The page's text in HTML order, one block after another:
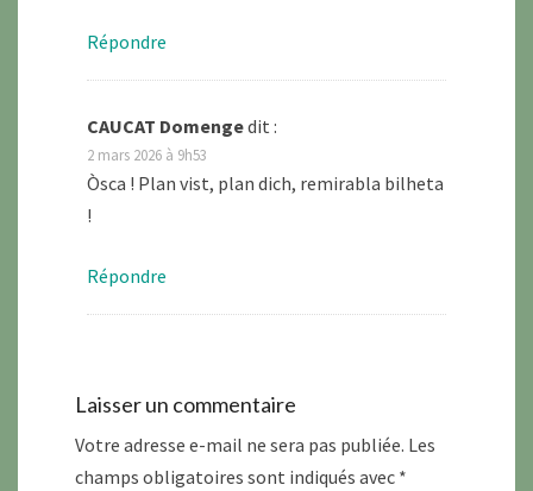
Répondre
CAUCAT Domengedit :
2 mars 2026 à 9h53
Òsca ! Plan vist, plan dich, remirabla bilheta
!
Répondre
Laisser un commentaire
Votre adresse e-mail ne sera pas publiée. Les
champs obligatoires sont indiqués avec *